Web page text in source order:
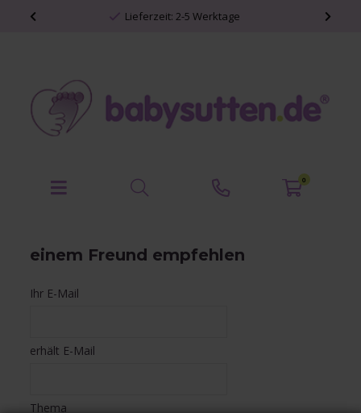
Lieferzeit: 2-5 Werktage
0
einem Freund empfehlen
Ihr E-Mail
erhält E-Mail
Thema